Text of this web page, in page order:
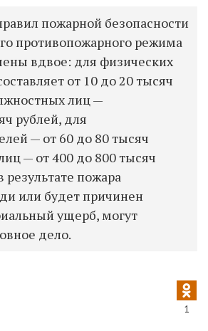
пожарной безопасности
противопожарного режима
вдвое: для физических
от 10 до 20 тысяч
лиц —
рублей, для
— от 60 до 80 тысяч
— от 400 до 800 тысяч
резуль­тате пожара
или будет причинен
ущерб, могут
дело.
1